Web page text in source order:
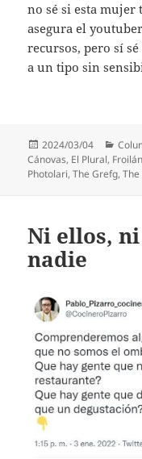
no sé si esta mujer
asegura el
recursos, pero sí
a un tipo sin
Publicado
el
2024/03/04
Cánovas, El Plural,
Photolari,The Grefg,
Ni ellos,
nadie